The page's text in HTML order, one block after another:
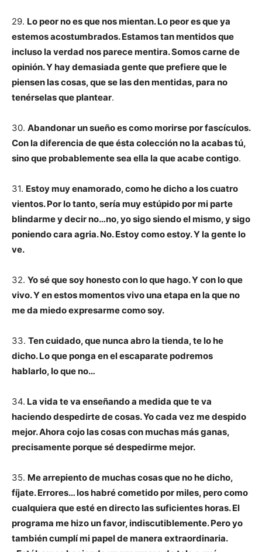
29. Lo peor no es que nos mientan. Lo peor es que ya
estemos acostumbrados. Estamos tan mentidos que
incluso la verdad nos parece mentira. Somos carne de
opinión. Y hay demasiada gente que prefiere que le
piensen las cosas, que se las den mentidas, para no
tenérselas que plantear.
30. Abandonar un sueño es como morirse por fascículos.
Con la diferencia de que ésta colección no la acabas tú,
sino que probablemente sea ella la que acabe contigo.
31. Estoy muy enamorado, como he dicho a los cuatro
vientos. Por lo tanto, sería muy estúpido por mi parte
blindarme y decir no…no, yo sigo siendo el mismo, y sigo
poniendo cara agria. No. Estoy como estoy. Y la gente lo
ve.
32. Yo sé que soy honesto con lo que hago. Y con lo que
vivo. Y en estos momentos vivo una etapa en la que no
me da miedo expresarme como soy.
33. Ten cuidado, que nunca abro la tienda, te lo he
dicho. Lo que ponga en el escaparate podremos
hablarlo, lo que no…
34. La vida te va enseñando a medida que te va
haciendo despedirte de cosas. Yo cada vez me despido
mejor. Ahora cojo las cosas con muchas más ganas,
precisamente porque sé despedirme mejor.
35. Me arrepiento de muchas cosas que no he dicho,
fíjate. Errores… los habré cometido por miles, pero como
cualquiera que esté en directo las suficientes horas. El
programa me hizo un favor, indiscutiblemente. Pero yo
también cumplí mi papel de manera extraordinaria.